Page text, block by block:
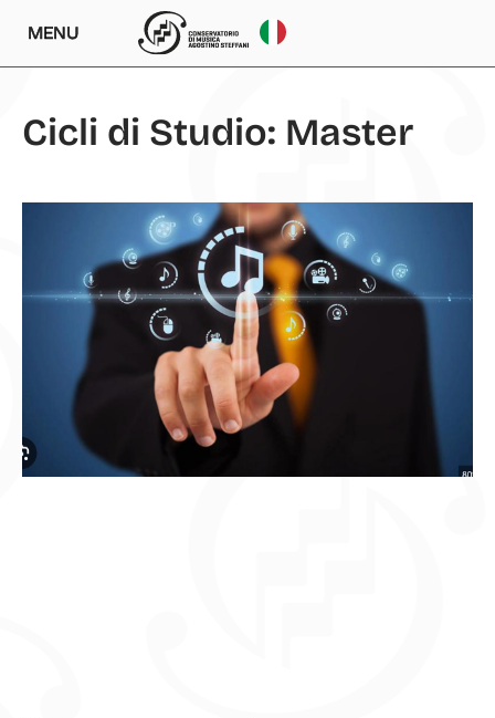
MENU
Cicli di Studio: Master